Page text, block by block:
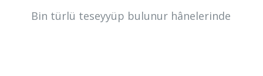
Bin türlü teseyyüp bulunur hânelerinde